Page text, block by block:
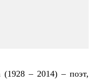
(1928 – 2014) – поэт,